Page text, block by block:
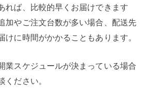
れば、比較的早くお届けできます
加やご注文台数が多い場合、配送先
けに時間がかかることもあります。
業スケジュールが決まっている場合
ください。